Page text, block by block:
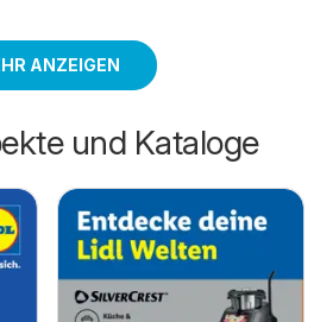
ANZEIGEN
und Kataloge